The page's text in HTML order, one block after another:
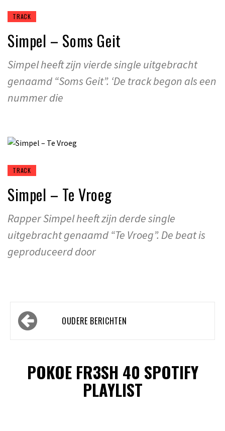
TRACK
Simpel – Soms Geit
Simpel heeft zijn vierde single uitgebracht
genaamd “Soms Geit”. ‘De track begon als een
nummer die
TRACK
Simpel – Te Vroeg
Rapper Simpel heeft zijn derde single
uitgebracht genaamd “Te Vroeg”. De beat is
geproduceerd door
Berichtennavigatie
OUDERE BERICHTEN
POKOE FR3SH 40 SPOTIFY
PLAYLIST